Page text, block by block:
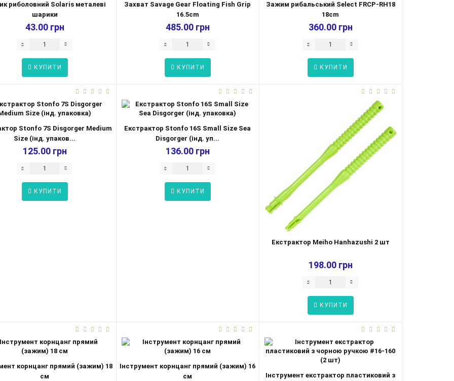
риболовний Solaris металеві
шарики
43.00 грн
КУПИТИ
Захват Savage Gear Floating Fish Grip
16.5cm
485.00 грн
КУПИТИ
Зажим рибальський Select FRCP-RH18
18cm
360.00 грн
КУПИТИ
Stonfo 7S Disgorger Medium
Size (інд. упаков...
125.00 грн
КУПИТИ
Екстрактор Stonfo 16S Small Size Sea
Disgorger (інд. уп...
136.00 грн
КУПИТИ
Екстрактор Meiho Hanhazushi 2 шт
198.00 грн
КУПИТИ
корнцанг прямий (зажим) 18
см
Інструмент корнцанг прямий (зажим) 16
см
Інструмент екстрактор пластиковий з